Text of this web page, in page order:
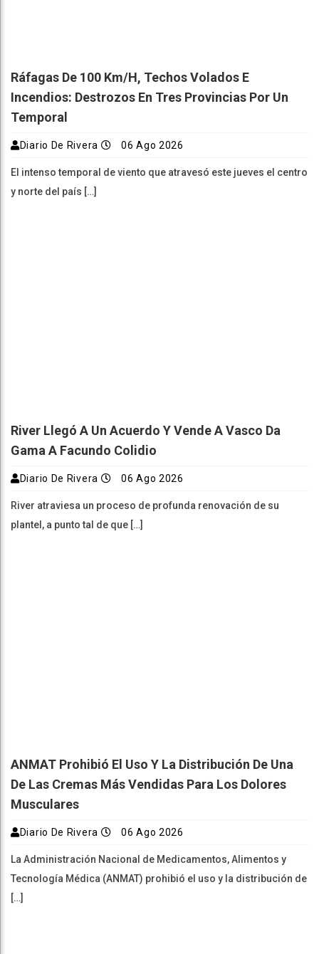
Ráfagas De 100 Km/h, Techos Volados E
Incendios: Destrozos En Tres Provincias Por Un
Temporal
Diario De Rivera 06 Ago 2026
El intenso temporal de viento que atravesó este jueves el centro
y norte del país […]
River Llegó A Un Acuerdo Y Vende A Vasco Da
Gama A Facundo Colidio
Diario De Rivera 06 Ago 2026
River atraviesa un proceso de profunda renovación de su
plantel, a punto tal de que […]
ANMAT Prohibió El Uso Y La Distribución De Una
De Las Cremas Más Vendidas Para Los Dolores
Musculares
Diario De Rivera 06 Ago 2026
La Administración Nacional de Medicamentos, Alimentos y
Tecnología Médica (ANMAT) prohibió el uso y la distribución de
[…]